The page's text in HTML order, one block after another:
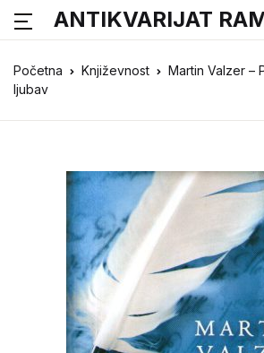
ANTIKVARIJAT
Početna Književnost
Martin Valzer –
ljubav